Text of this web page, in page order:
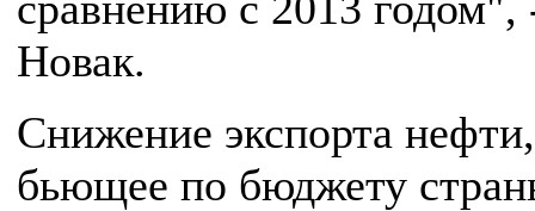
Новак.
Снижение экспорта нефти,
бьющее по бюджету